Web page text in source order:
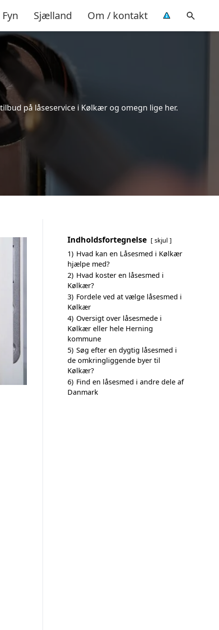
Fyn Sjælland Om / kontakt
på låseservice i Kølkær og omegn lige her.
Indholdsfortegnelse skjul
1) Hvad kan en Låsesmed i Kølkær
hjælpe med?
2) Hvad koster en låsesmed i
Kølkær?
3) Fordele ved at vælge låsesmed i
Kølkær
4) Oversigt over låsesmede i
Kølkær eller hele Herning
kommune
5) Søg efter en dygtig låsesmed i
de omkringliggende byer til
Kølkær?
6) Find en låsesmed i andre dele af
Danmark